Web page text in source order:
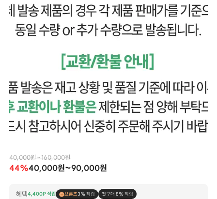
40,000원~160,000원
44%40,000원~90,000원
혜택4,400P 적립 브론즈3% 적립 첫구매 8% 적립